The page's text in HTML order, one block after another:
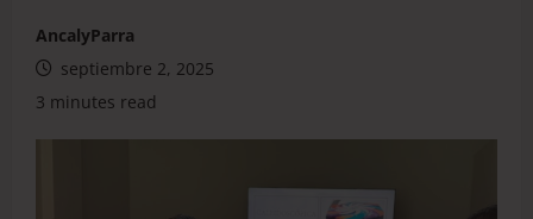
AncalyParra
septiembre 2, 2025
3 minutes read